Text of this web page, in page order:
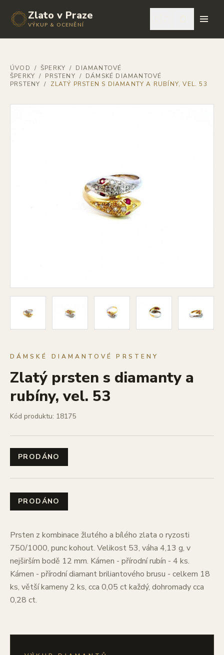
Zlato v Praze
VÝKUP & OCENĚNÍ
ÚVOD / ŠPERKY / DIAMANTOVÉ
ŠPERKY / PRSTENY / DÁMSKÉ DIAMANTOVÉ
PRSTENY / ZLATÝ PRSTEN S DIAMANTY A RUBÍNY, VEL. 53
DÁMSKÉ DIAMANTOVÉ PRSTENY
Zlatý prsten s diamanty a
rubíny, vel. 53
Kód produktu: 18175
PRODÁNO
PRODÁNO
Prsten z kombinace žlutého a bílého zlata o ryzosti
750/1000, punc kohout. Velikost 53, váha 4,13 g, v
nejširším bodě 12 mm. Kámen - přírodní rubín - 4 ks.
Kámen - přírodní diamant briliantového brusu - celkem 18
ks, větší kameny 2 ks, cca 0,05 ct každý, dohromady cca
0,28 ct.